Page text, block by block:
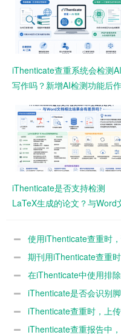
iThenticate查重系统会检测AI
写作吗？新增AI检测功能后作
iThenticate是否支持检测
LaTeX生成的论文？与Word
使用iThenticate查重时
吗？期刊用iThenticate查重
度？在iThenticate中使用排
结果影响有多大？
iThenticate是否会识别
率？iThenticate查重时，上
Contents）是否会影响最终
iThenticate查重报告中